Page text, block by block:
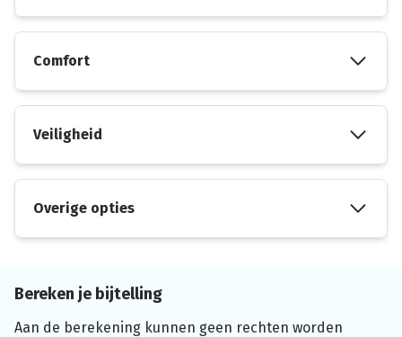
Comfort
Veiligheid
Overige opties
Bereken je bijtelling
Aan de berekening kunnen geen rechten worden